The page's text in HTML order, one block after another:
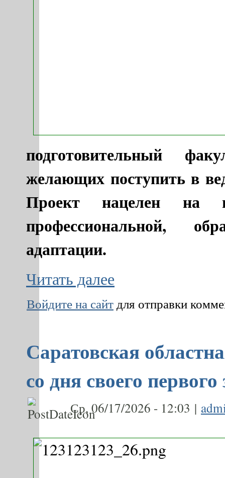
подготовительный
желающих поступить в
Проект нацелен
профессиональной,
адаптации.
Читать далее
Войдите на сайтдля отправки
Саратовская
со дня своего первого
Ср, 06/17/2026 - 12:03 |